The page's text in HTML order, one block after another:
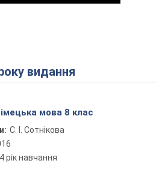
Play Video
видання
мова 8 клас
С. І. Сотнікова
4 рік навчання